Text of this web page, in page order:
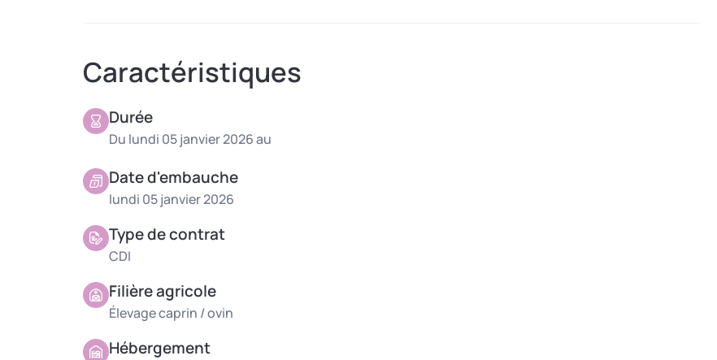
Caractéristiques
Durée
Du lundi 05 janvier 2026 au
Date d'embauche
lundi 05 janvier 2026
Type de contrat
CDI
Filière agricole
Élevage caprin / ovin
Hébergement